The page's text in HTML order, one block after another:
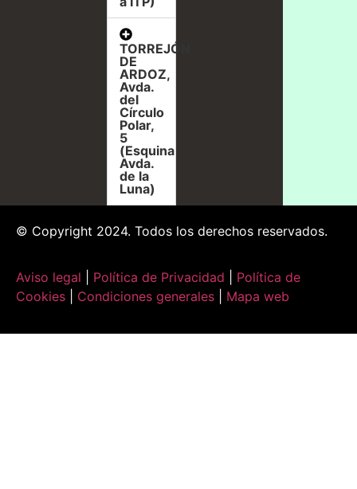
TORREJÓN
DE
ARDOZ,
Avda.
del
Círculo
Polar,
5
(Esquina
Avda.
de la
Luna)
© Copyright 2024. Todos los derechos reservados.
Aviso legal Política de Privacidad
Política de
Cookies
Condiciones generales Mapa web